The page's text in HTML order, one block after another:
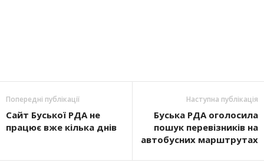
Попередні публікації
Сайт Буської РДА не
працює вже кілька днів
Наступна публікація
Буська РДА оголосила
пошук перевізників на
автобусних марштрутах